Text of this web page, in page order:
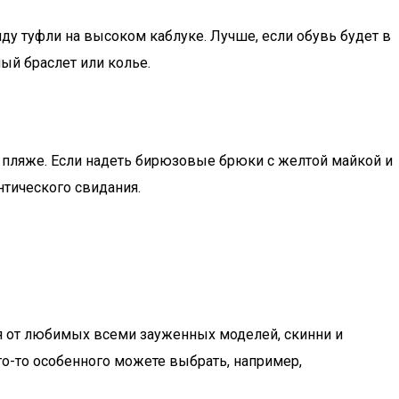
туфли на высоком каблуке. Лучше, если обувь будет в
браслет или колье.
пляже. Если надеть бирюзовые брюки с желтой майкой и
свидания.
от любимых всеми зауженных моделей, скинни и
то особенного можете выбрать, например,